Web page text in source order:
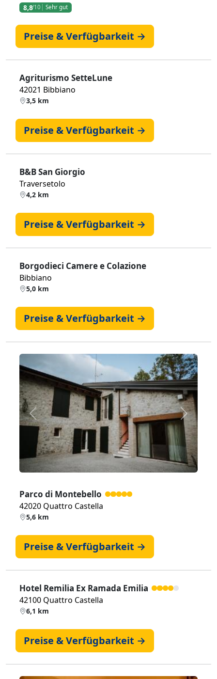
8,8/10 Sehr gut
Preise & Verfügbarkeit →
Agriturismo SetteLune
42021 Bibbiano
3,5 km
Preise & Verfügbarkeit →
B&B San Giorgio
Traversetolo
4,2 km
Preise & Verfügbarkeit →
Borgodieci Camere e Colazione
Bibbiano
5,0 km
Preise & Verfügbarkeit →
Zurück Weiter
Parco di Montebello
42020 Quattro Castella
5,6 km
Preise & Verfügbarkeit →
Hotel Remilia Ex Ramada Emilia
42100 Quattro Castella
6,1 km
Preise & Verfügbarkeit →